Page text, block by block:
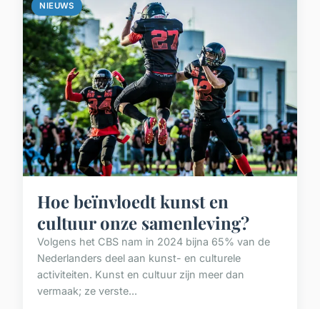
NIEUWS
Hoe beïnvloedt kunst en
cultuur onze samenleving?
Volgens het CBS nam in 2024 bijna 65% van de
Nederlanders deel aan kunst- en culturele
activiteiten. Kunst en cultuur zijn meer dan
vermaak; ze verste...